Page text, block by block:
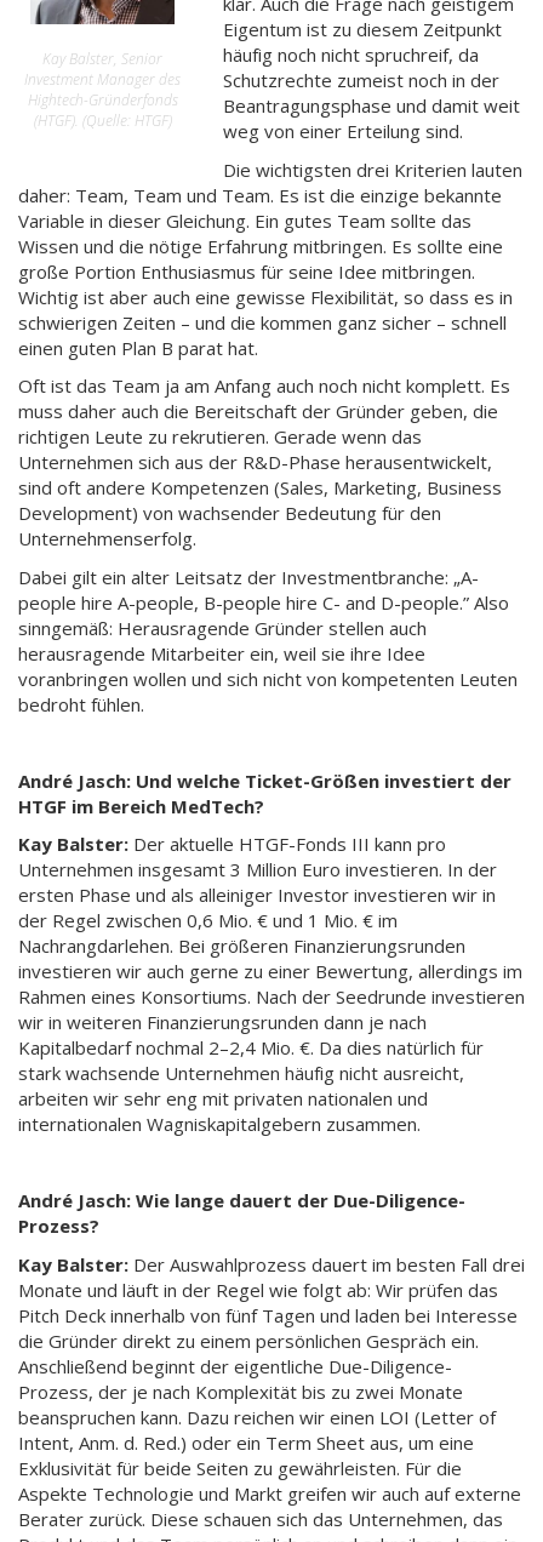
Kay Balster, Senior
Investment Manager des
Hightech-Gründerfonds
(HTGF). (Quelle: HTGF)
Eigentum ist zu diesem Zeitpunkt
häufig noch nicht spruchreif, da
Schutzrechte zumeist noch in der
Beantragungsphase und damit weit
weg von einer Erteilung sind.
Die wichtigsten drei Kriterien lauten
daher: Team, Team und Team. Es ist die einzige bekannte
Variable in dieser Gleichung. Ein gutes Team sollte das
Wissen und die nötige Erfahrung mitbringen. Es sollte eine
große Portion Enthusiasmus für seine Idee mitbringen.
Wichtig ist aber auch eine gewisse Flexibilität, so dass es in
schwierigen Zeiten – und die kommen ganz sicher – schnell
einen guten Plan B parat hat.
Oft ist das Team ja am Anfang auch noch nicht komplett. Es
muss daher auch die Bereitschaft der Gründer geben, die
richtigen Leute zu rekrutieren. Gerade wenn das
Unternehmen sich aus der R&D-Phase herausentwickelt,
sind oft andere Kompetenzen (Sales, Marketing, Business
Development) von wachsender Bedeutung für den
Unternehmenserfolg.
Dabei gilt ein alter Leitsatz der Investmentbranche: „A-
people hire A-people, B-people hire C- and D-people.” Also
sinngemäß: Herausragende Gründer stellen auch
herausragende Mitarbeiter ein, weil sie ihre Idee
voranbringen wollen und sich nicht von kompetenten Leuten
bedroht fühlen.
André Jasch: Und welche Ticket-Größen investiert der
HTGF im Bereich MedTech?
Kay Balster: Der aktuelle HTGF-Fonds III kann pro
Unternehmen insgesamt 3 Million Euro investieren. In der
ersten Phase und als alleiniger Investor investieren wir in
der Regel zwischen 0,6 Mio. € und 1 Mio. € im
Nachrangdarlehen. Bei größeren Finanzierungsrunden
investieren wir auch gerne zu einer Bewertung, allerdings im
Rahmen eines Konsortiums. Nach der Seedrunde investieren
wir in weiteren Finanzierungsrunden dann je nach
Kapitalbedarf nochmal 2–2,4 Mio. €. Da dies natürlich für
stark wachsende Unternehmen häufig nicht ausreicht,
arbeiten wir sehr eng mit privaten nationalen und
internationalen Wagniskapitalgebern zusammen.
André Jasch: Wie lange dauert der Due-Diligence-
Prozess?
Kay Balster: Der Auswahlprozess dauert im besten Fall drei
Monate und läuft in der Regel wie folgt ab: Wir prüfen das
Pitch Deck innerhalb von fünf Tagen und laden bei Interesse
die Gründer direkt zu einem persönlichen Gespräch ein.
Anschließend beginnt der eigentliche Due-Diligence-
Prozess, der je nach Komplexität bis zu zwei Monate
beanspruchen kann. Dazu reichen wir einen LOI (Letter of
Intent, Anm. d. Red.) oder ein Term Sheet aus, um eine
Exklusivität für beide Seiten zu gewährleisten. Für die
Aspekte Technologie und Markt greifen wir auch auf externe
Berater zurück. Diese schauen sich das Unternehmen, das